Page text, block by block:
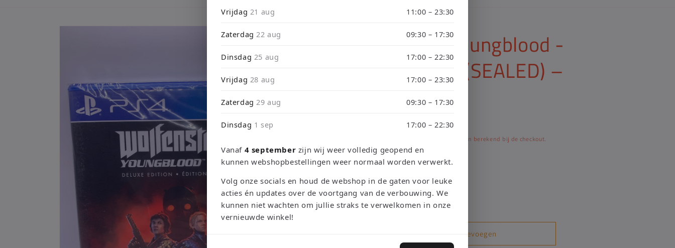
i
Wolfenstein: Youngblood -
Deluxe Edition (SEALED) –
PlayStation 4
worden berekend bij de checkout.
Lage voorraad: nog maar 1
Aantal
Aantal
Aantal
Youngblood
Aan winkelwagen toevoegen
Vrijdag 21 aug 11:00 – 23:30
Zaterdag22 aug 09:30 – 17:30
Dinsdag 25 aug 17:00 – 22:30
Vrijdag 28 aug 17:00 – 23:30
Zaterdag29 aug 09:30 – 17:30
Dinsdag 1 sep 17:00 – 22:30
Vanaf 4 september zijn wij weer volledig geopend en
kunnen webshopbestellingen weer normaal worden verwerkt.
Volg onze socials en houd de webshop in de gaten voor leuke
acties én updates over de voortgang van de verbouwing. We
kunnen niet wachten om jullie straks te verwelkomen in onze
vernieuwde winkel!